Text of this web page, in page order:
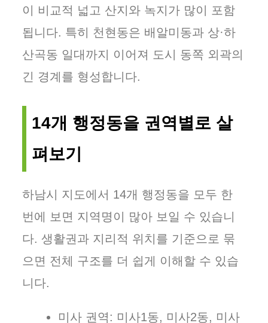
이 비교적 넓고 산지와 녹지가 많이 포함
됩니다. 특히 천현동은 배알미동과 상·하
산곡동 일대까지 이어져 도시 동쪽 외곽의
긴 경계를 형성합니다.
14개 행정동을 권역별로 살
펴보기
하남시 지도에서 14개 행정동을 모두 한
번에 보면 지역명이 많아 보일 수 있습니
다. 생활권과 지리적 위치를 기준으로 묶
으면 전체 구조를 더 쉽게 이해할 수 있습
니다.
미사 권역: 미사1동, 미사2동, 미사